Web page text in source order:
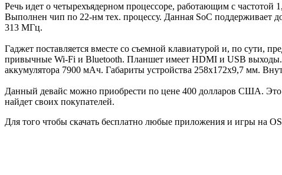
Речь идет о четырехъядерном процессоре, работающим с
Выполнен чип по 22-нм тех. процессу. Данная SoC поддерживает
313 МГц.
Гаджет поставляется вместе со съемной клавиатурой и, по сути,
привычные Wi-Fi и Bluetooth. Планшет имеет HDMI и USB выходы.
аккумулятора 7900 мАч. Габариты устройства 258х172х9,7 мм.
Данный девайс можно приобрести по цене 400 долларов США. Это
найдет своих покупателей.
Для того чтобы скачать бесплатно любые приложения и игры на